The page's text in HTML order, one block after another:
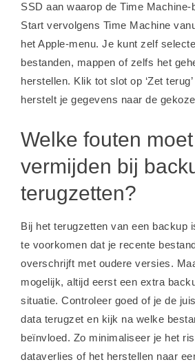
SSD aan waarop de Time
Start vervolgens Time Machine
het Apple-menu. Je kunt zelf
bestanden, mappen of zelfs het
herstellen. Klik tot slot op ‘Zet
herstelt je gegevens naar de
Welke fouten
vermijden bij
terugzetten?
Bij het terugzetten van een backup
te voorkomen dat je recente
overschrijft met oudere versies.
mogelijk, altijd eerst een extra
situatie. Controleer goed of je de
data terugzet en kijk na welke
beïnvloed. Zo minimaliseer je het
dataverlies of het herstellen naar